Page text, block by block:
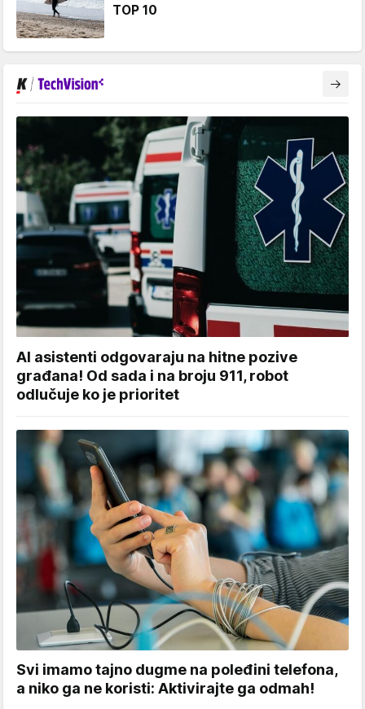
TOP 10
AI asistenti odgovaraju na hitne pozive
građana! Od sada i na broju 911, robot
odlučuje ko je prioritet
Svi imamo tajno dugme na poleđini telefona,
a niko ga ne koristi: Aktivirajte ga odmah!